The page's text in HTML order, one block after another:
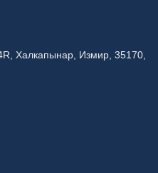
Халкапынар, Измир, 35170,